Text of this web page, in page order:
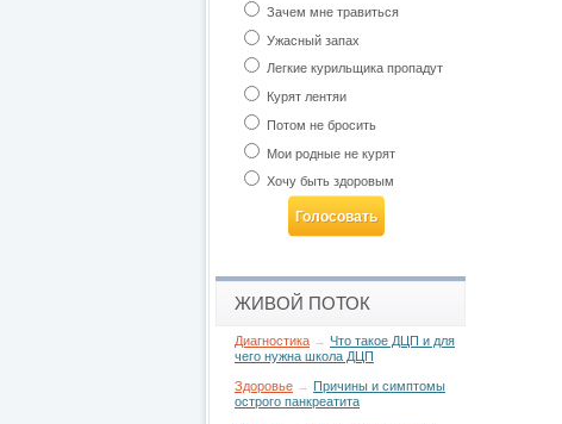
Зачем мне травиться
Ужасный запах
Легкие курильщика пропадут
Курят лентяи
Потом не бросить
Мои родные не курят
Хочу быть здоровым
ЖИВОЙ ПОТОК
Диагностика → Что такое ДЦП и для
чего нужна школа ДЦП
Здоровье → Причины и симптомы
острого панкреатита